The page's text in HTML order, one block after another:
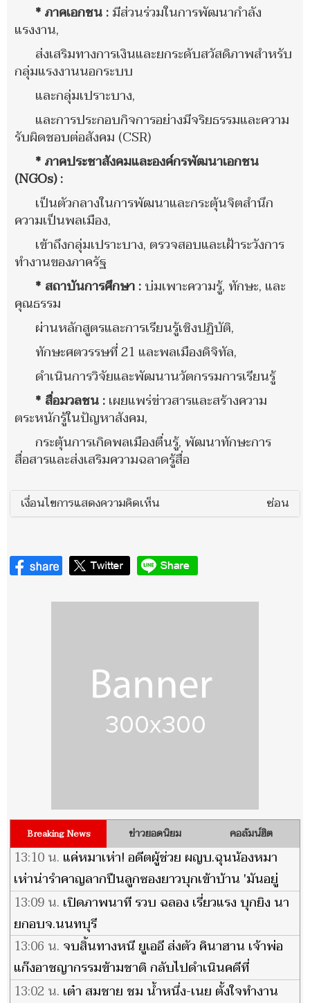
* ภาคเอกชน :มีส่วนร่วมในการพัฒนากำลัง
แรงงาน,
ส่งเสริมทางการเงินและยกระดับสวัสดิภาพสำหรับ
กลุ่มแรงงานนอกระบบ
และกลุ่มเปราะบาง,
และการประกอบกิจการอย่างมีจริยธรรมและความ
รับผิดชอบต่อสังคม (CSR)
* ภาคประชาสังคมและองค์กรพัฒนาเอกชน
(NGOs) :
เป็นตัวกลางในการพัฒนาและกระตุ้นจิตสำนึก
ความเป็นพลเมือง,
เข้าถึงกลุ่มเปราะบาง, ตรวจสอบและเฝ้าระวังการ
ทำงานของภาครัฐ
* สถาบันการศึกษา :บ่มเพาะความรู้, ทักษะ, และ
คุณธรรม
ผ่านหลักสูตรและการเรียนรู้เชิงปฏิบัติ,
ทักษะศตวรรษที่ 21 และพลเมืองดิจิทัล,
ดำเนินการวิจัยและพัฒนานวัตกรรมการเรียนรู้
* สื่อมวลชน :เผยแพร่ข่าวสารและสร้างความ
ตระหนักรู้ในปัญหาสังคม,
กระตุ้นการเกิดพลเมืองตื่นรู้, พัฒนาทักษะการ
สื่อสารและส่งเสริมความฉลาดรู้สื่อ
เงื่อนไขการแสดงความคิดเห็น ซ่อน
Breaking News ข่าวยอดนิยม คอลัมน์ฮิต
13:10 น. แค่หมาเห่า! อดีตผู้ช่วย ผญบ.ฉุนน้องหมา
เห่าน่ารำคาญลากปืนลูกซองยาวบุกเข้าบ้าน 'มันอยู่
ไหน'
13:09 น. เปิดภาพนาที รวบ ฉลอง เรี่ยวแรง บุกยิง นา
ยกอบจ.นนทบุรี
13:06 น. จบสิ้นทางหนี ยูเออี ส่งตัว คินาฮาน เจ้าพ่อ
แก๊งอาชญากรรมข้ามชาติ กลับไปดำเนินคดีที่
ไอร์แลนด์
13:02 น. เต๋า สมชาย ชม น้ำหนึ่ง-เนย ตั้งใจทำงาน